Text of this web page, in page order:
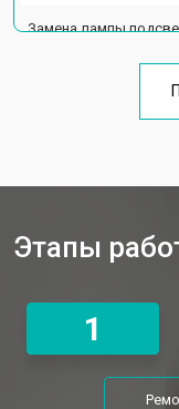
Замена лампы
Замена блока питания
Замена
подсветки
Этапы
1